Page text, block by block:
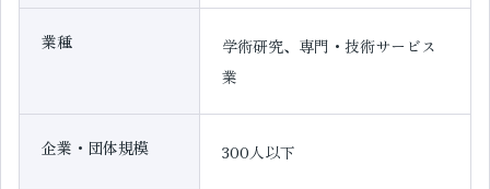
業種
学術研究、専門・技術サービス
業
企業・団体規模 300人以下